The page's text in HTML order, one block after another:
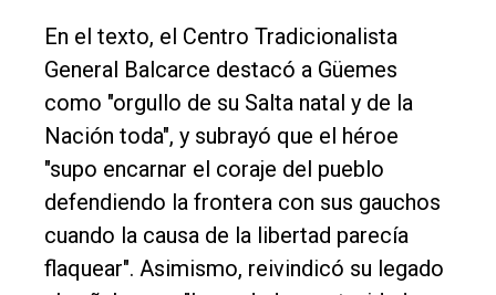
En el texto, el Centro Tradicionalista
General Balcarce destacó a Güemes
como "orgullo de su Salta natal y de la
Nación toda", y subrayó que el héroe
"supo encarnar el coraje del pueblo
defendiendo la frontera con sus gauchos
cuando la causa de la libertad parecía
flaquear". Asimismo, reivindicó su legado